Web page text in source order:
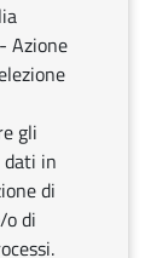
Azione
gli
dati in
di
di